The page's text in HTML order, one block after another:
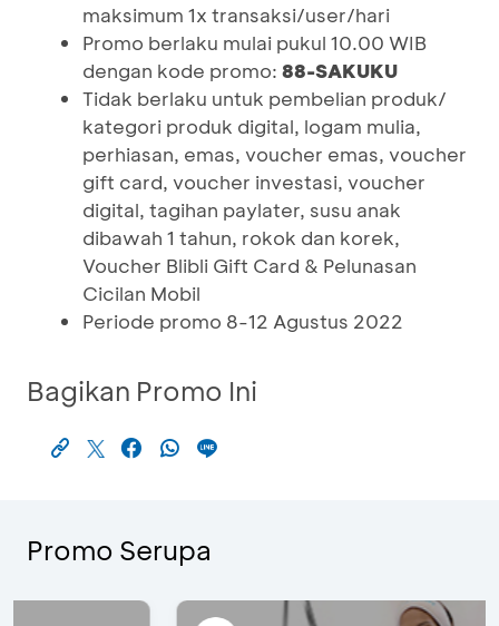
maksimum 1x transaksi/user/hari
Promo berlaku mulai pukul 10.00 WIB
dengan kode promo: 88-SAKUKU
Tidak berlaku untuk pembelian produk/
kategori produk digital, logam mulia,
perhiasan, emas, voucher emas, voucher
gift card, voucher investasi, voucher
digital, tagihan paylater, susu anak
dibawah 1 tahun, rokok dan korek,
Voucher Blibli Gift Card & Pelunasan
Cicilan Mobil
Periode promo 8-12 Agustus 2022
Bagikan Promo Ini
Promo Serupa